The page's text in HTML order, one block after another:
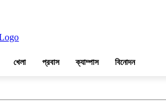
খেলা প্রবাস ক্যাম্পাস বিনোদন